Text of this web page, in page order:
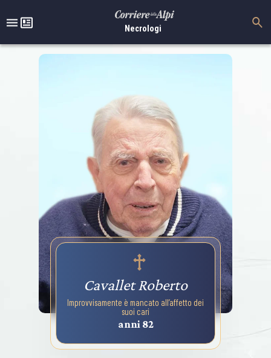
Necrologi
Cavallet Roberto
Improvvisamente è mancato all’affetto dei
suoi cari
anni 82